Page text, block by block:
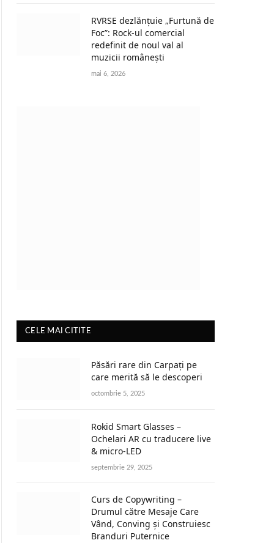
RVRSE dezlănțuie „Furtună de
Foc”: Rock-ul comercial
redefinit de noul val al
muzicii românești
mai 6, 2026
CELE MAI CITITE
Păsări rare din Carpați pe
care merită să le descoperi
octombrie 5, 2025
Rokid Smart Glasses –
Ochelari AR cu traducere live
& micro-LED
septembrie 29, 2025
Curs de Copywriting –
Drumul către Mesaje Care
Vând, Conving și Construiesc
Branduri Puternice